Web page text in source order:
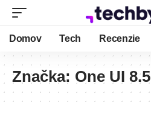
Domov Tech Recenzie
Značka: One UI 8.5